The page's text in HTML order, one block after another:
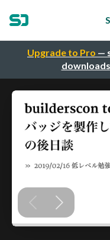
Upgrade to Pro —